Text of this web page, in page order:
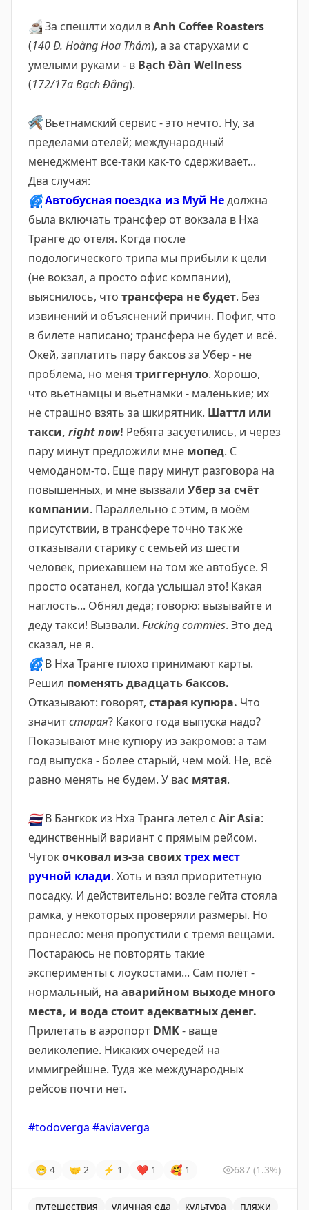
☕️За спешлти ходил вAnh Coffee Roasters
(140 Đ. Hoàng Hoa Thám), а за старухами с
умелыми руками - в Bạch Đàn Wellness
(172/17a Bạch Đằng).
🛠Вьетнамский сервис - это нечто. Ну, за
пределами отелей; международный
менеджмент все-таки как-то сдерживает...
Два случая:
🌀Автобусная поездка из Муй Недолжна
была включать трансфер от вокзала в Нха
Транге до отеля. Когда после
подологического трипа мы прибыли к цели
(не вокзал, а просто офис компании),
выяснилось, что трансфера не будет. Без
извинений и объяснений причин. Пофиг, что
в билете написано; трансфера не будет и всё.
Окей, заплатить пару баксов за Убер - не
проблема, но меня триггернуло. Хорошо,
что вьетнамцы и вьетнамки - маленькие; их
не страшно взять за шкирятник. Шаттл или
такси, right now! Ребята засуетились, и через
пару минут предложили мне мопед. С
чемоданом-то. Еще пару минут разговора на
повышенных, и мне вызвали Убер за счёт
компании. Параллельно с этим, в моём
присутствии, в трансфере точно так же
отказывали старику с семьей из шести
человек, приехавшем на том же автобусе. Я
просто осатанел, когда услышал это! Какая
наглость... Обнял деда; говорю: вызывайте и
деду такси! Вызвали. Fucking commies. Это дед
сказал, не я.
🌀В Нха Транге плохо принимают карты.
Решил поменять двадцать баксов.
Отказывают: говорят, старая купюра. Что
значитстарая? Какого года выпуска надо?
Показывают мне купюру из закромов: а там
год выпуска - более старый, чем мой. Не, всё
равно менять не будем. У вас мятая.
🇹🇭В Бангкок из Нха Транга летел с Air Asia:
единственный вариант с прямым рейсом.
Чутокочковал из-за своихтрех мест
ручной клади. Хоть и взял приоритетную
посадку. И действительно: возле гейта стояла
рамка, у некоторых проверяли размеры. Но
пронесло: меня пропустили с тремя вещами.
Постараюсь не повторять такие
эксперименты с лоукостами... Сам полёт -
нормальный, на аварийном выходе много
места, и вода стоит адекватных денег.
Прилетать в аэропорт DMK- ваще
великолепие. Никаких очередей на
иммигрейшне. Туда же международных
рейсов почти нет.
#todoverga #aviaverga
😁 4 🤝 2 ⚡ 1 ❤ 1 🥰 1 687 (1.3%)
путешествия уличная еда культура пляжи